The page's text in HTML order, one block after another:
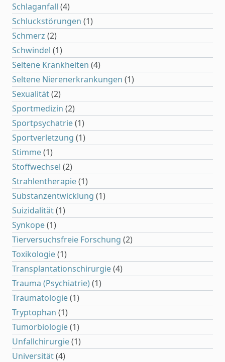
Schlaganfall (4)
Schluckstörungen (1)
Schmerz (2)
Schwindel (1)
Seltene Krankheiten (4)
Seltene Nierenerkrankungen (1)
Sexualität(2)
Sportmedizin (2)
Sportpsychatrie(1)
Sportverletzung (1)
Stimme(1)
Stoffwechsel (2)
Strahlentherapie(1)
Substanzentwicklung (1)
Suizidalität(1)
Synkope(1)
Tierversuchsfreie Forschung (2)
Toxikologie(1)
Transplantationschirurgie(4)
Trauma (Psychiatrie)(1)
Traumatologie(1)
Tryptophan (1)
Tumorbiologie(1)
Unfallchirurgie(1)
Universität(4)